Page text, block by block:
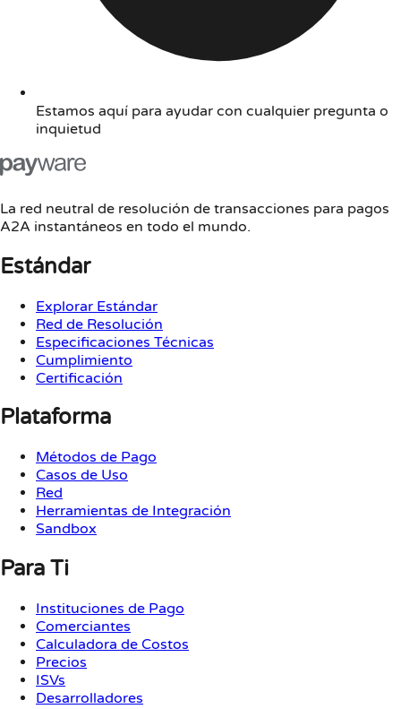
Estamos aquí para ayudar con cualquier pregunta o
inquietud
La red neutral de resolución de transacciones para pagos
A2A instantáneos en todo el mundo.
Estándar
Explorar Estándar
Red de Resolución
Especificaciones Técnicas
Cumplimiento
Certificación
Plataforma
Métodos de Pago
Casos de Uso
Red
Herramientas de Integración
Sandbox
Para Ti
Instituciones de Pago
Comerciantes
Calculadora de Costos
Precios
ISVs
Desarrolladores